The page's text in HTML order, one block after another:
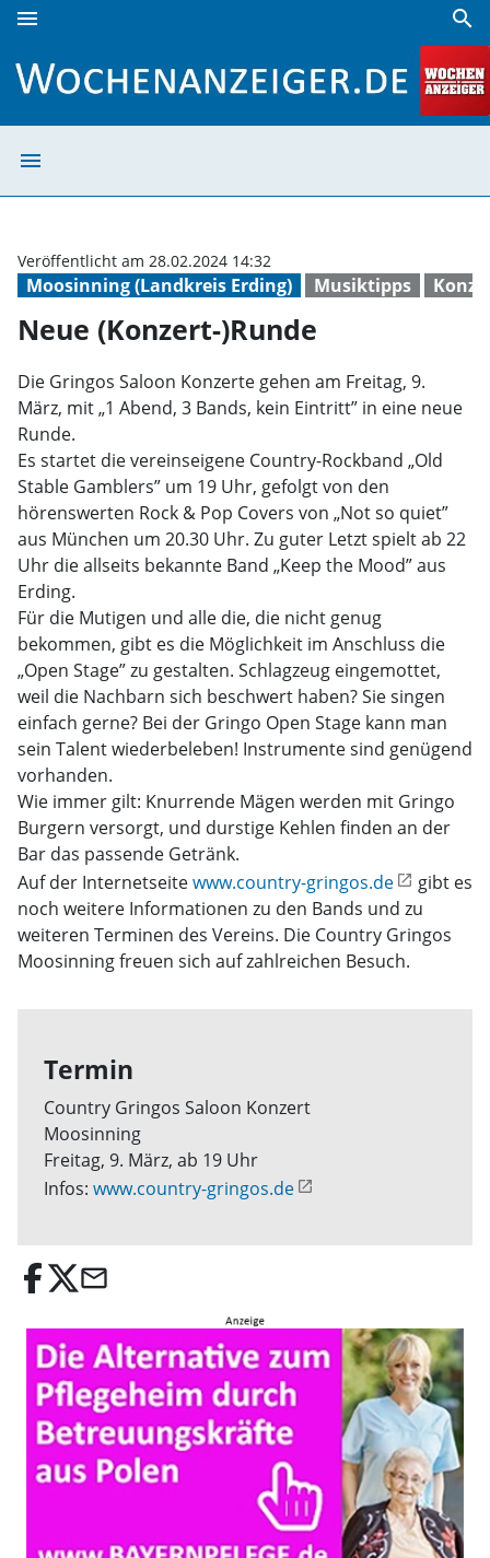
menu search
menu
Moosinning (Landkreis Erding) Musiktipps
Veröffentlicht am 28.02.2024 14:32
Neue (Konzert-)Runde
Die Gringos Saloon Konzerte gehen am Freitag, 9.
März, mit „1 Abend, 3 Bands, kein Eintritt” in eine neue
Runde.
Es startet die vereinseigene Country-Rockband „Old
Stable Gamblers” um 19 Uhr, gefolgt von den
hörenswerten Rock & Pop Covers von „Not so quiet”
aus München um 20.30 Uhr. Zu guter Letzt spielt ab 22
Uhr die allseits bekannte Band „Keep the Mood” aus
Erding.
Für die Mutigen und alle die, die nicht genug
bekommen, gibt es die Möglichkeit im Anschluss die
„Open Stage” zu gestalten. Schlagzeug eingemottet,
weil die Nachbarn sich beschwert haben? Sie singen
einfach gerne? Bei der Gringo Open Stage kann man
sein Talent wiederbeleben! Instrumente sind genügend
vorhanden.
Wie immer gilt: Knurrende Mägen werden mit Gringo
Burgern versorgt, und durstige Kehlen finden an der
Bar das passende Getränk.
Auf der Internetseitewww.country-gringos.de
gibt es
noch weitere Informationen zu den Bands und zu
weiteren Terminen des Vereins. Die Country Gringos
Moosinning freuen sich auf zahlreichen Besuch.
Termin
Country Gringos Saloon Konzert
Moosinning
Freitag, 9. März, ab 19 Uhr
Infos: www.country-gringos.de
email